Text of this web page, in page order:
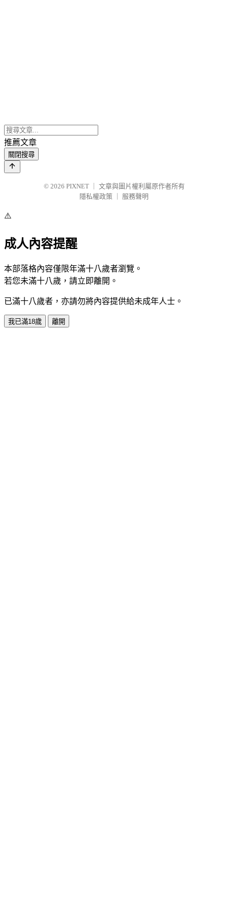
推薦文章
關閉搜尋
© 2026 PIXNET
文章與圖片權利屬原作者所有
隱私權政策
服務聲明
⚠️
成人內容提醒
本部落格內容僅限年滿十八歲者瀏覽。
若您未滿十八歲，請立即離開。
已滿十八歲者，亦請勿將內容提供給未成年人士。
我已滿18歲 離開